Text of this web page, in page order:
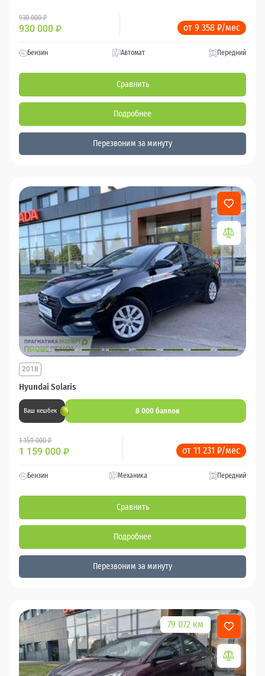
930 000 ₽
930 000 ₽ от 9 358 ₽/мес
Бензин Автомат Передний
Сравнить
Подробнее
Перезвоним за минуту
Hyundai Solaris
2018
Ваш кешбек 8 000 баллов
1 159 000 ₽
1 159 000 ₽ от 11 231 ₽/мес
Бензин Механика Передний
Сравнить
Подробнее
Перезвоним за минуту
79 072 км